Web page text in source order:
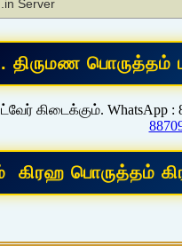
Server
கிடைக்கும். WhatsApp :